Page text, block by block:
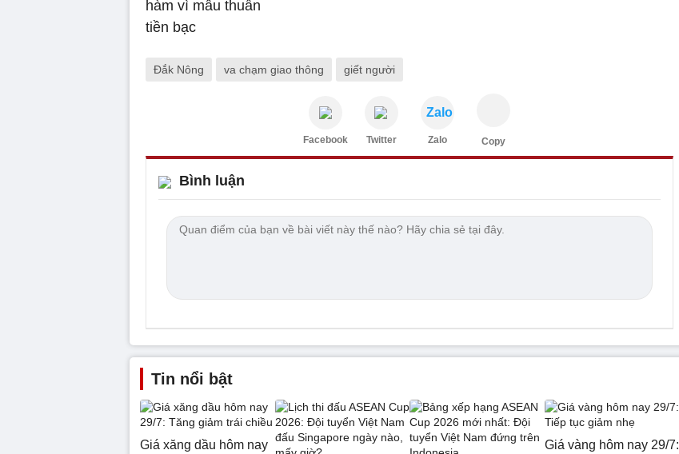
Đắk Nông va chạm giao thông giết người
Facebook Twitter
Zalo
Zalo Copy
Bình luận
Tin nổi bật
Giá xăng dầu hôm nay
Giá vàng hôm nay 29/7: